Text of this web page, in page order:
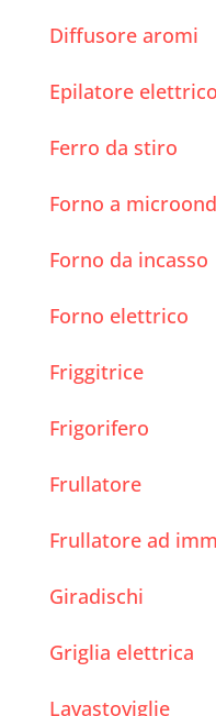
Diffusore aromi
Epilatore elettrico
Ferro da stiro
Forno a
Forno da incasso
Forno elettrico
Friggitrice
Frigorifero
Frullatore
Frullatore ad
Giradischi
Griglia elettrica
Lavastoviglie